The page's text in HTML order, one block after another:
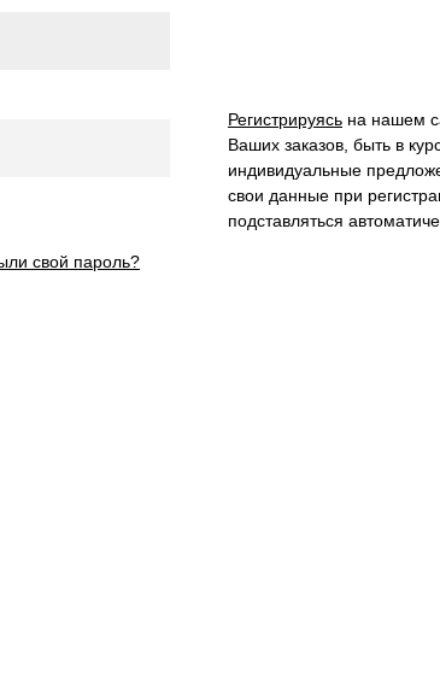
свой пароль?
Регистрируясь на нашем
Ваших заказов, быть в
индивидуальные
свои данные при
подставляться